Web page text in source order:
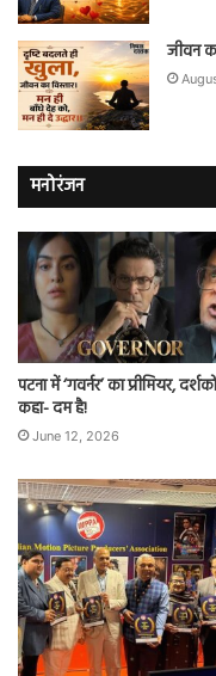
जीवन
मनोरंजन
पटना में ‘गवर्नर’ का प्रीमियर,
कहा- दम है!
June 12, 2026